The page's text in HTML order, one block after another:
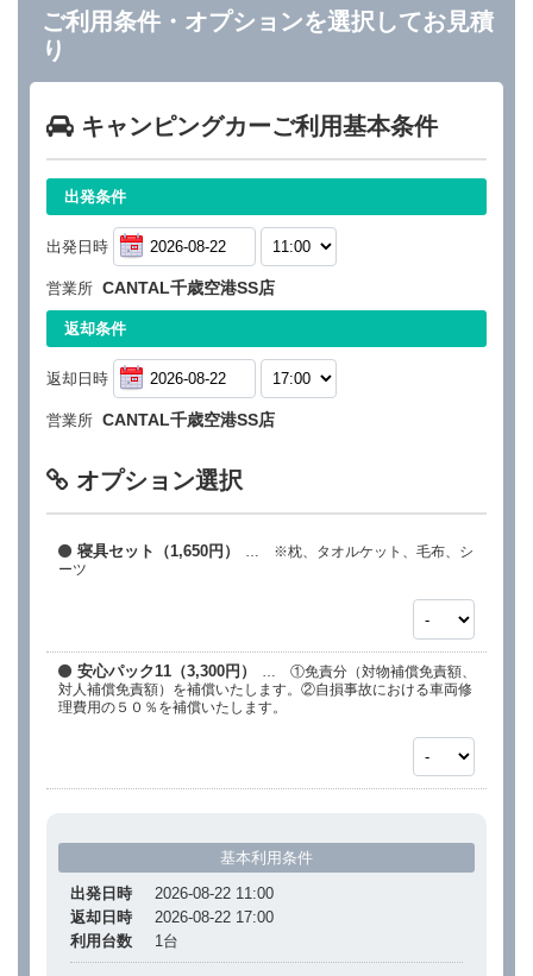
ご利用条件・オプションを選択してお見積
り
キャンピングカーご利用基本条件
出発条件
出発日時
営業所 CANTAL千歳空港SS店
返却条件
返却日時
営業所 CANTAL千歳空港SS店
オプション選択
寝具セット（1,650円）
… ※枕、タオルケット、毛布、シ
ーツ
安心パック11（3,300円）
… ①免責分（対物補償免責額、
対人補償免責額）を補償いたします。②自損事故における車両修
理費用の５０％を補償いたします。
基本利用条件
出発日時
2026-08-22 11:00
返却日時
2026-08-22 17:00
利用台数
1 台